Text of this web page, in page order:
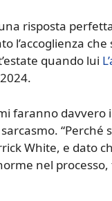
risposta
l’accoglienza
quando lui
faranno davvero
“Perché
White, e dato
nel